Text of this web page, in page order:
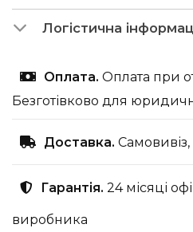
Логістична
Оплата. Оплата при
Безготівково для
Доставка.
Гарантія. 24 місяці
виробника